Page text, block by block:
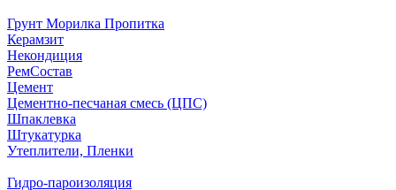
Грунт Морилка Пропитка
Керамзит
Некондиция
РемСостав
Цемент
Цементно-песчаная смесь (ЦПС)
Шпаклевка
Штукатурка
Утеплители, Пленки
Гидро-пароизоляция